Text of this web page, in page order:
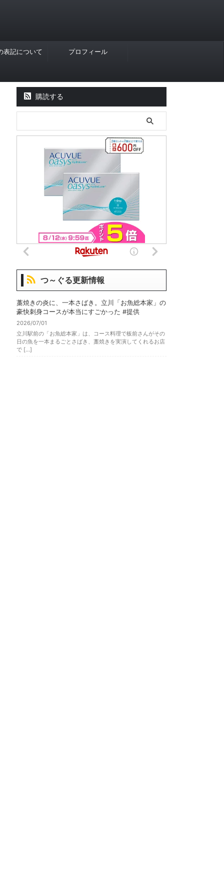
表記について プロフィール
購読する
つ～ぐる更新情報
藁焼きの炎に、一本さばき。立川「お魚総本家」の
豪快刺身コースが本当にすごかった #提供
2026/07/01
立川駅前の「お魚総本家」は、コース料理で板前さんがその
日の魚を一本まるごとさばき、藁焼きを実演してくれるお店
で […]